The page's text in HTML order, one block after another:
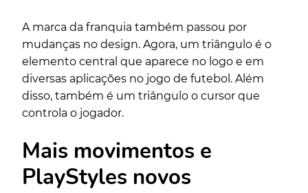
A marca da franquia também passou por
mudanças no design. Agora, um triângulo é o
elemento central que aparece no logo e em
diversas aplicações no jogo de futebol. Além
disso, também é um triângulo o cursor que
controla o jogador.
Mais movimentos e
PlayStyles novos